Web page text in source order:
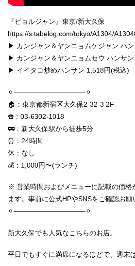
『ビョルジャン』東京/新大久保
https://s.tabelog.com/tokyo/A1304/
▶︎ カンジャン＆ヤンニョムケジャン ハ
▶︎ カンジャン＆ヤンニョムセウ ハンサ
▶︎ イイタコ炒めハンサン 1,518円(税込)
⚪︎——————————–⚪︎
🏠：東京都新宿区大久保2-32-3 2F
☎️：03-6302-1018
🚃：新大久保駅から徒歩5分
⏰：24時間
休：なし
💰：1,000円〜(ランチ)
※ 営業時間およびメニューに記載の価格
ます。事前に公式HPやSNSをご確認お願
⚪︎——————————–⚪︎
新大久保でも人気なこちらのお店。
平日でもすぐに満席になるほどで、週末